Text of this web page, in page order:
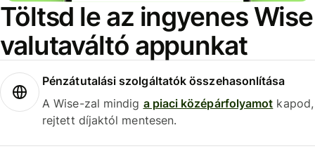
Töltsd le az ingyenes Wise
valutaváltó appunkat
Pénzátutalási szolgáltatók összehasonlítása
A Wise-zal mindig a piaci középárfolyamot kapod,
rejtett díjaktól mentesen.